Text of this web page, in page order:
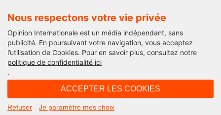
Nous respectons votre vie privée
Opinion Internationale est un média indépendant, sans
publicité. En poursuivant votre navigation, vous acceptez
l’utilisation de Cookies. Pour en savoir plus, consultez notre
politique de confidentialité ici
.
ACCEPTER LES COOKIES
Refuser Je paramètre mes choix
International
Shinzo Abe: « Japan is back »